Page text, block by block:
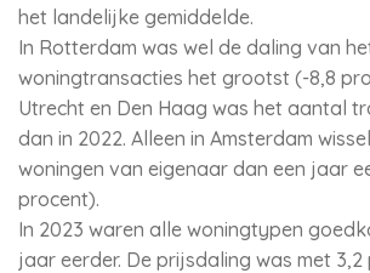
het landelijke gemiddelde.
In Rotterdam was wel de daling van
woningtransacties het grootst (-8,8
Utrecht en Den Haag was het aantal
dan in 2022. Alleen in Amsterdam
woningen van eigenaar dan een jaar
procent).
In 2023 waren alle woningtypen
jaar eerder. De prijsdaling was met